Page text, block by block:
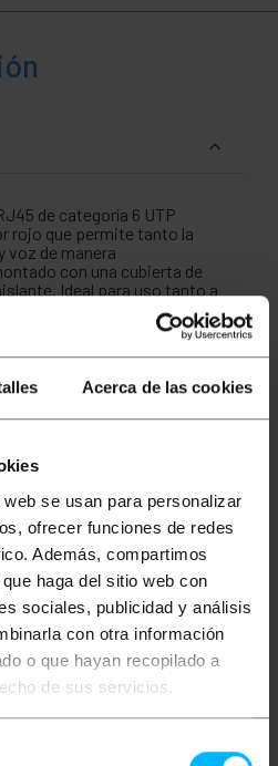
Acerca de las cookies
se usan para personalizar
ofrecer funciones de redes
Además, compartimos
haga del sitio web con
sociales, publicidad y análisis
con otra información
o que hayan recopilado a
de sus servicios.
de categoría 6 UTP
rojo que permite tanto la
voz de manera
con una cubierta de
Ideal para uso tanto a
dispositivos
ethernet tales como,
cámaras de seguridad,
discos duros en
dispositivos PoE
conexión a internet
pueden ser
de vídeo junto con
especiales. Diseño con
objetivo de reducir al
eléctricas y acorde a la
.
RJ45 de categoría 6 UTP
de 2 m.
1Gbps (1000Mbps)
máximo por normativa: 250